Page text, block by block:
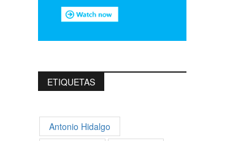
ETIQUETAS
Antonio Hidalgo